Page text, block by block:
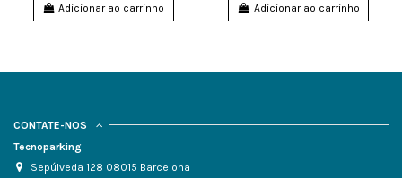
Adicionar ao carrinho
Adicionar ao carrinho
CONTATE-NOS
Tecnoparking
Sepúlveda 128 08015 Barcelona